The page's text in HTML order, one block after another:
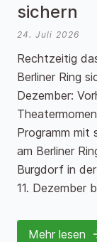
sichern
24. Juli 2026
Rechtzeitig
Berliner Ring
Dezember:
Programm mit
am Berliner
Burgdorf in
11. Dezember
Mehr lesen